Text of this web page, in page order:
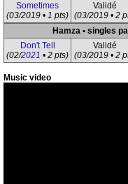
Sometimes
(03/2019 • 1 pts)
Validé
(03/2019 • 2
Hamza • singles
Don't Tell
(02/2021 • 2 pts)
Validé
(03/2019 • 2
Music video